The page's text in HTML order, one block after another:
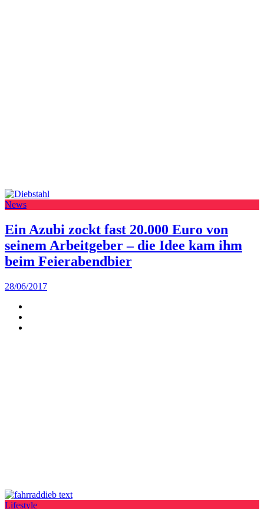
News
Ein Azubi zockt fast 20.000 Euro von
seinem Arbeitgeber – die Idee kam ihm
beim Feierabendbier
28/06/2017
Lifestyle